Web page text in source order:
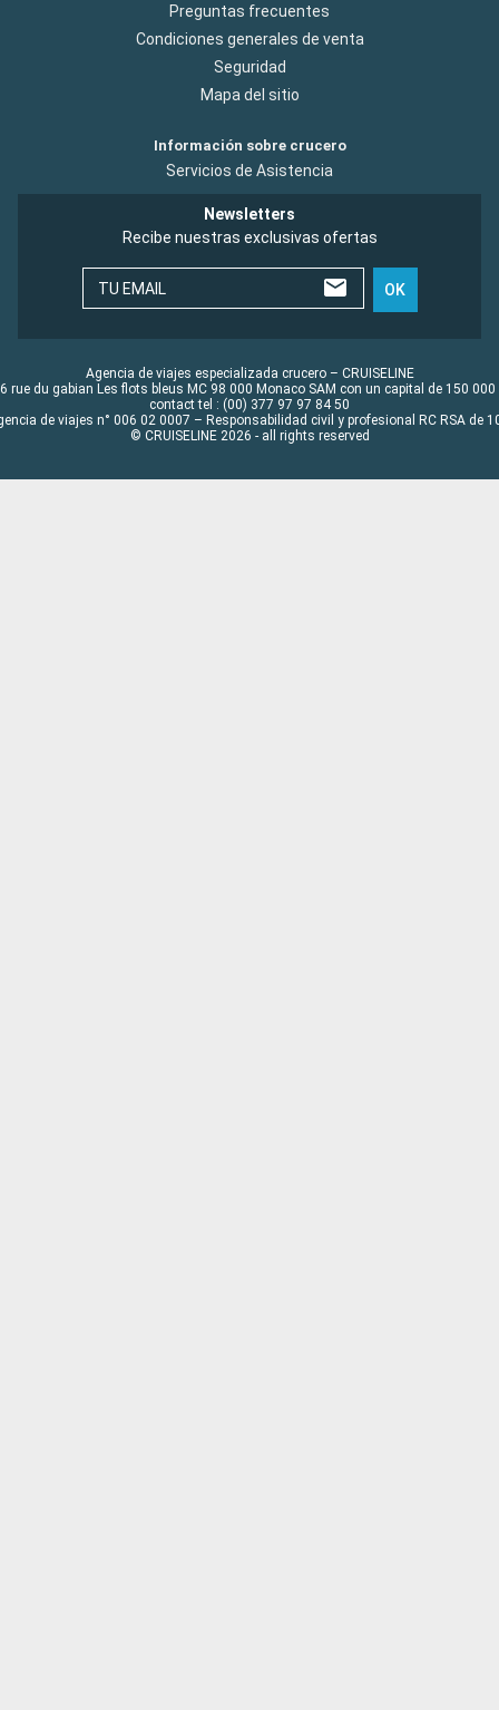
Preguntas frecuentes
Condiciones generales de venta
Seguridad
Mapa del sitio
Información sobre crucero
Servicios de Asistencia
Newsletters
Recibe nuestras exclusivas ofertas
TU EMAIL OK
Agencia de viajes especializada crucero – CRUISELINE
rue du gabian Les flots bleus MC 98 000 Monaco SAM con un capital de 150 000
contact tel : (00) 377 97 97 84 50
de viajes n° 006 02 0007 – Responsabilidad civil y profesional RC RSA de
© CRUISELINE 2026 - all rights reserved